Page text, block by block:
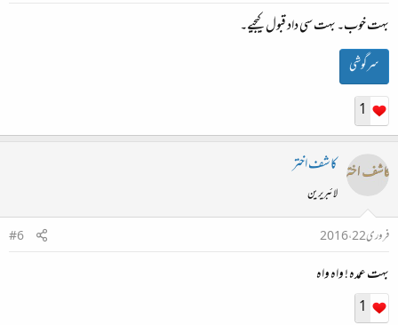
بہت خوب۔ بہت سی داد قبول کیجیے۔
سرگوشی
1
کاشف اختر
لائبریرین
فروری 22، 2016
#6
بہت عمدہ ! واہ واہ
1